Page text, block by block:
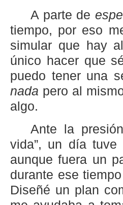
A parte de
tiempo, por eso
simular que hay
único hacer que
puedo tener una
nada pero al
algo.
Ante la
vida”, un día
aunque fuera un
durante ese
Diseñé un plan